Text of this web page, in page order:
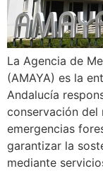
La Agencia de
(AMAYA) es la
Andalucía
conservación
emergencias
garantizar la
mediante